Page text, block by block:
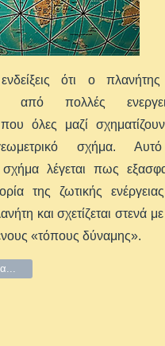
ότι ο
από πολλές
όλες μαζί
σχήμα.
λέγεται πως
της ζωτικής
και σχετίζεται στενά
«τόπους δύναμης».